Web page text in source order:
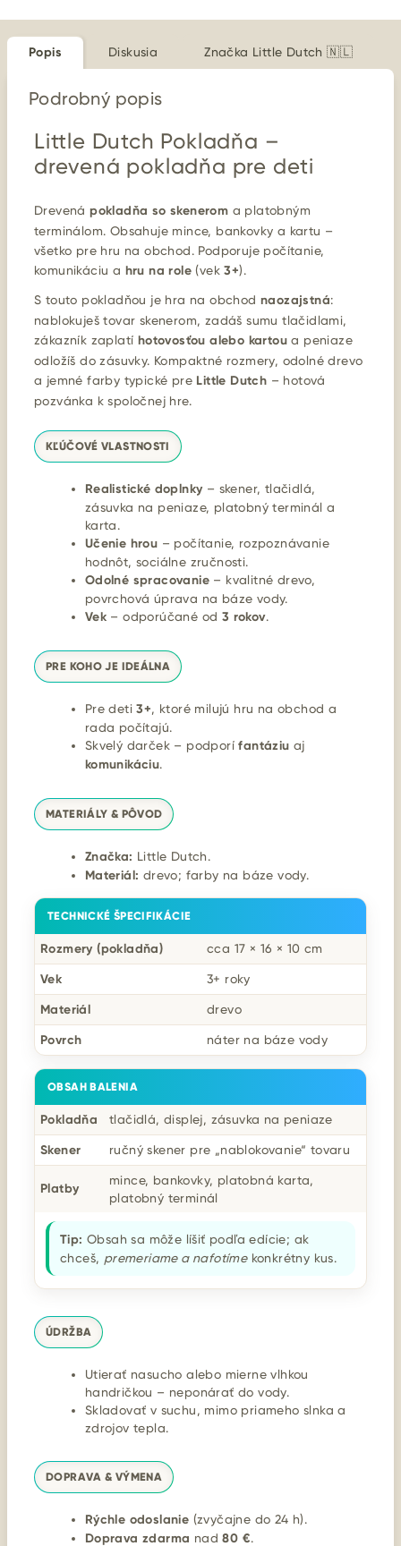
Popis Diskusia Značka Little Dutch 🇳🇱
Podrobný popis
Little Dutch Pokladňa –
drevená pokladňa pre deti
Drevenápokladňa so skenerom a platobným
terminálom. Obsahuje mince, bankovky a kartu –
všetko pre hru na obchod. Podporuje počítanie,
komunikáciu a hru na role (vek3+).
S touto pokladňou je hra na obchod naozajstná:
nablokuješ tovar skenerom, zadáš sumu tlačidlami,
zákazník zaplatí hotovosťou alebo kartou a peniaze
odložíš do zásuvky. Kompaktné rozmery, odolné drevo
a jemné farby typické pre Little Dutch – hotová
pozvánka k spoločnej hre.
KĽÚČOVÉ VLASTNOSTI
Realistické doplnky – skener, tlačidlá,
zásuvka na peniaze, platobný terminál a
karta.
Učenie hrou – počítanie, rozpoznávanie
hodnôt, sociálne zručnosti.
Odolné spracovanie – kvalitné drevo,
povrchová úprava na báze vody.
Vek – odporúčané od 3 rokov.
PRE KOHO JE IDEÁLNA
Pre deti3+, ktoré milujú hru na obchod a
rada počítajú.
Skvelý darček – podporífantáziu aj
komunikáciu.
MATERIÁLY & PÔVOD
Značka: Little Dutch.
Materiál: drevo; farby na báze vody.
TECHNICKÉ ŠPECIFIKÁCIE
Rozmery (pokladňa) cca 17 × 16 × 10 cm
Vek 3+ roky
Materiál drevo
Povrch náter na báze vody
OBSAH BALENIA
Pokladňa tlačidlá, displej, zásuvka na peniaze
Skener ručný skener pre „nablokovanie“ tovaru
Platby
mince, bankovky, platobná karta,
platobný terminál
Tip: Obsah sa môže líšiť podľa edície; ak
chceš, premeriame a nafotímekonkrétny kus.
ÚDRŽBA
Utierať nasucho alebo mierne vlhkou
handričkou – neponárať do vody.
Skladovať v suchu, mimo priameho slnka a
zdrojov tepla.
DOPRAVA & VÝMENA
Rýchle odoslanie (zvyčajne do 24 h).
Doprava zdarma nad80 €.